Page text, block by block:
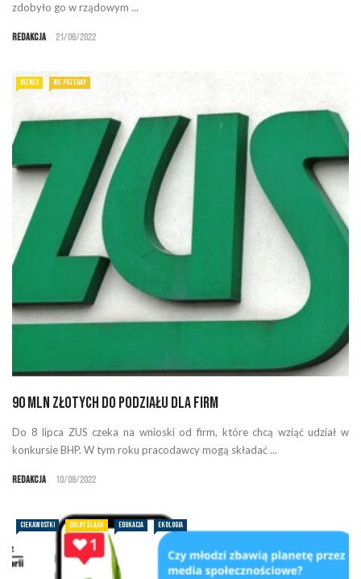
zdobyło go w rządowym ...
Redakcja 21/06/2022
BIZNES NIE PRZEGAP
90 mln złotych do podziału dla firm
Do 8 lipca ZUS czeka na wnioski od firm, które chcą wziąć udział w
konkursie BHP. W tym roku pracodawcy mogą składać ...
Redakcja 10/06/2022
CIEKAWOSTKI DOLNY ŚLĄSK EDUKACJA EKOLOGIA